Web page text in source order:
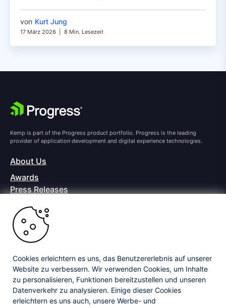
von Kurt Jung
17 März 2026 8 Min. Lesezeit
Kemp is part of the Progress product portfolio. Progress is the leading
provider of application development and digital experience technologies.
About Us
Awards
Press Releases
Careers
Offices
Copyright © 2026 Progress Software Corporation and/or its
subsidiaries or affiliates. All Rights Reserved.
Progress and certain product names used herein are trademarks or registered
trademarks of Progress Software Corporation and/or one of its subsidiaries or
affiliates in the U.S. and/or other countries. See Trademarks
for appropriate
markings. All rights in any other trademarks contained herein are reserved by
their respective owners and their inclusion does not imply an endorsement,
Cookies erleichtern es uns, das Benutzererlebnis auf unserer
Website zu verbessern. Wir verwenden Cookies, um Inhalte
zu personalisieren, Funktionen bereitzustellen und unseren
Datenverkehr zu analysieren. Einige dieser Cookies
erleichtern es uns auch, unsere Werbe- und